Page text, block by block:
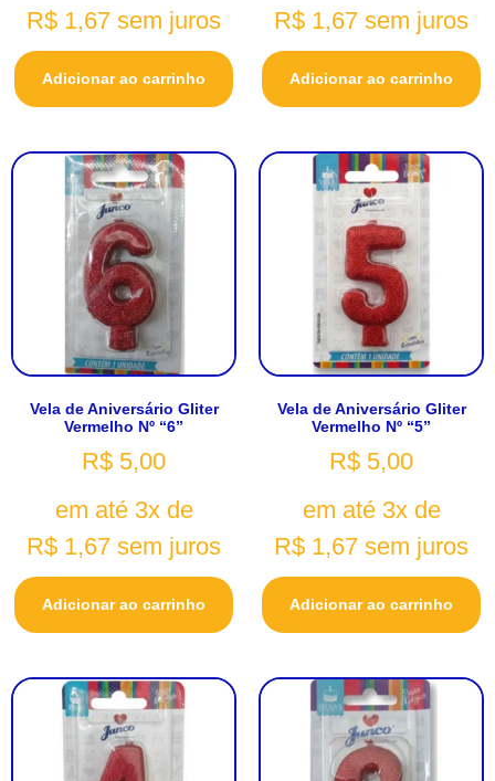
R$ 1,67 sem juros
Adicionar ao carrinho
R$ 1,67 sem juros
Adicionar ao carrinho
Vela de Aniversário Gliter
Vermelho Nº “6”
R$ 5,00
em até 3x de
R$ 1,67 sem juros
Adicionar ao carrinho
Vela de Aniversário Gliter
Vermelho Nº “5”
R$ 5,00
em até 3x de
R$ 1,67 sem juros
Adicionar ao carrinho